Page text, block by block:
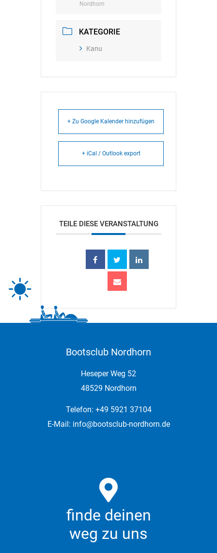
Nordhorn
KATEGORIE
Kanu
+ Zu Google Kalender hinzufügen
+ iCal / Outlook export
TEILE DIESE VERANSTALTUNG
Bootsclub Nordhorn
Heseper Weg 52
48529 Nordhorn
Telefon: +49 5921 37104
E-Mail: info@bootsclub-nordhorn.de
finde deinen
weg zu uns